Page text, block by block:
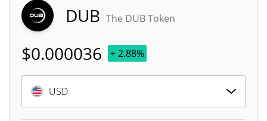
DUB The DUB Token
$0.000036 + 2.88%
USD